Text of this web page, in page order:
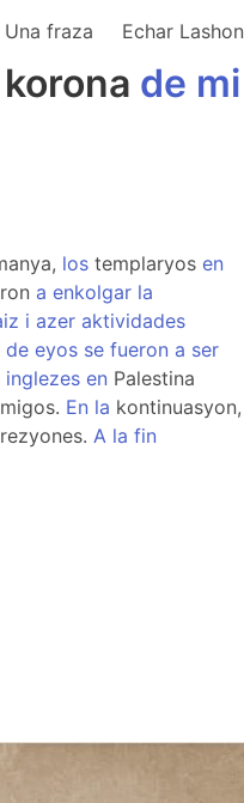
Una fraza Echar Lashon
korona de mi
los templaryos en
a enkolgar la
i azer aktividades
de eyos se fueron a ser
inglezes en Palestina
En la kontinuasyon,
A la fin